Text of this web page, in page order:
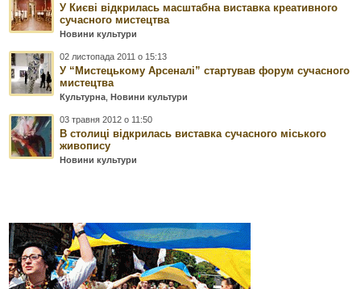
У Києві відкрилась масштабна виставка креативного
сучасного мистецтва
Новини культури
02 листопада 2011 о 15:13
У “Мистецькому Арсеналі” стартував форум сучасного
мистецтва
Культурна ,Новини культури
03 травня 2012 о 11:50
В столиці відкрилась виставка сучасного міського
живопису
Новини культури